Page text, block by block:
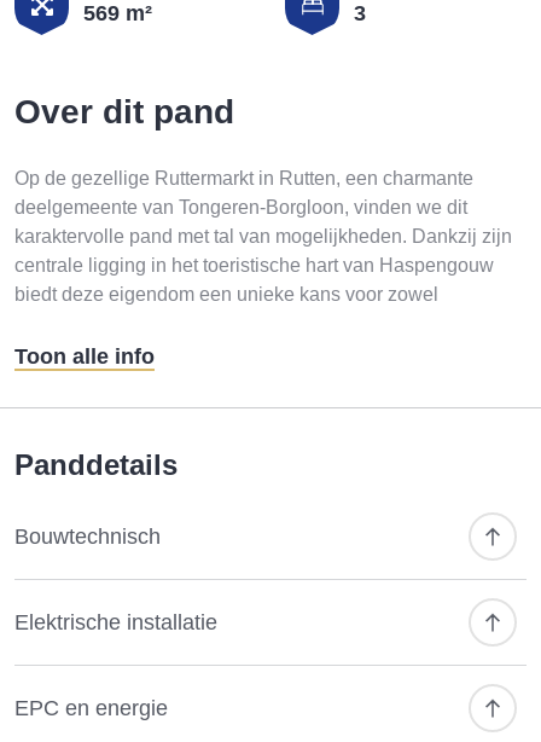
569 m² 3
Over dit pand
Op de gezellige Ruttermarkt in Rutten, een charmante
deelgemeente van Tongeren-Borgloon, vinden we dit
karaktervolle pand met tal van mogelijkheden. Dankzij zijn
centrale ligging in het toeristische hart van Haspengouw
biedt deze eigendom een unieke kans voor zowel
Bent u op zoek naar een horecazaak op een uitstekende
naar eigen smaak kunt renoveren? Dit pand biedt beide
woonst
Het gelijkvloers is ingericht als horecazaak en beschikt
over:
Ruime en gezellige verbruikszaal met authentieke toog
Aangenaam terras aan de voorzijde
Toon alle info
Panddetails
Bouwtechnisch
Elektrische installatie
EPC en energie